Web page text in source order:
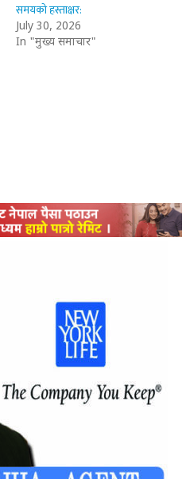
समयको हस्ताक्षर:
July 30, 2026
In "मुख्य समाचार"